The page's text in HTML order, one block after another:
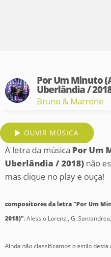
Por Um Minuto
Uberlândia /
Bruno & Marrone
OUVIR MÚSICA
A letra da música Por Um
Uberlândia / 2018) não
mas clique no play e ouça!
compositores da letra "Por Um
2018)": Alessio Lorenzi, G.
Ainda não classificamos o estilo desta